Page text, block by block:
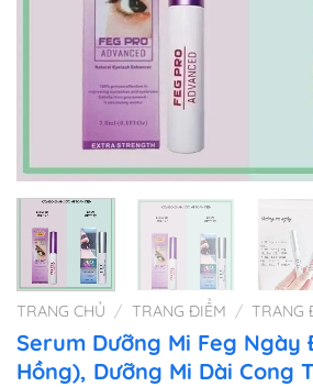
TRANG CHỦ / TRANG ĐIỂM / TRANG
Serum Dưỡng Mi Feg Ngày
Hồng), Dưỡng Mi Dài Cong